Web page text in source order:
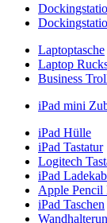
Laptoptasche
Laptop
Business
iPad mini
iPad Hülle
iPad Tastatur
Logitech
iPad
Apple Pencil
iPad Taschen